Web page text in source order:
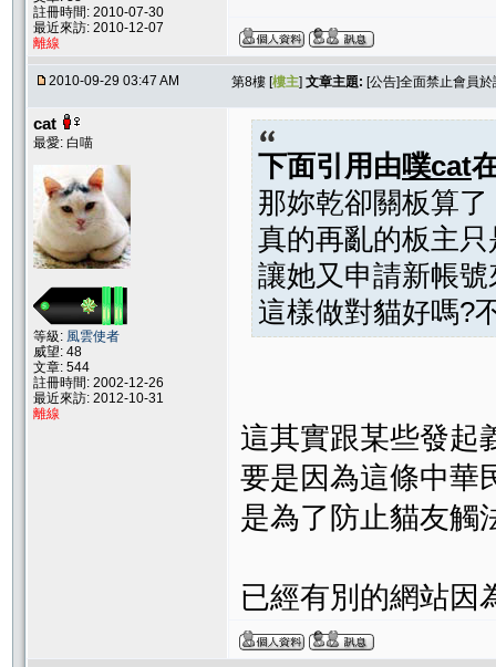
註冊時間: 2010-07-30
最近來訪: 2010-12-07
離線
2010-09-29 03:47 AM 第8樓 [樓主] 文章主題: [公告]全面禁止會員
cat
最愛: 白喵
等級: 風雲使者
威望: 48
文章: 544
註冊時間: 2002-12-26
最近來訪: 2012-10-31
離線
下面引用由噗cat
那妳乾卻關板算了
真的再亂的板主只
讓她又申請新帳號
這樣做對貓好嗎?
這其實跟某些發起
要是因為這條中華
是為了防止貓友觸
已經有別的網站因